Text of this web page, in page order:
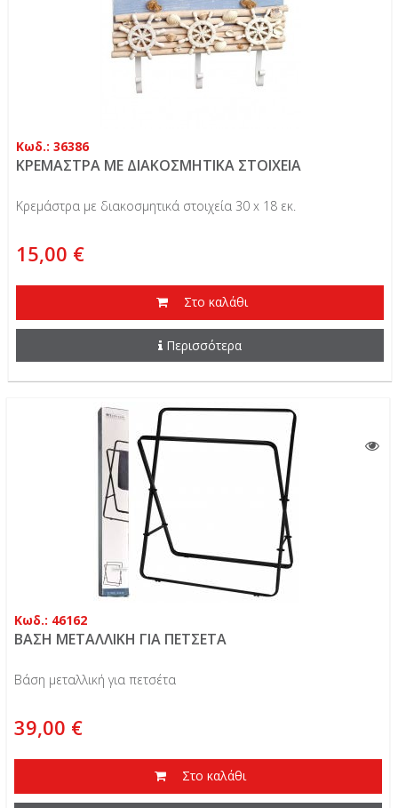
Κωδ.: 36386
ΚΡΕΜΑΣΤΡΑ ΜΕ ΔΙΑΚΟΣΜΗΤΙΚΑ ΣΤΟΙΧΕΙΑ
Κρεμάστρα με διακοσμητικά στοιχεία 30 x 18 εκ.
15,00 €
Στο καλάθι
Περισσότερα
Κωδ.: 46162
ΒΑΣΗ ΜΕΤΑΛΛΙΚΗ ΓΙΑ ΠΕΤΣΕΤΑ
Βάση μεταλλική για πετσέτα
39,00 €
Στο καλάθι